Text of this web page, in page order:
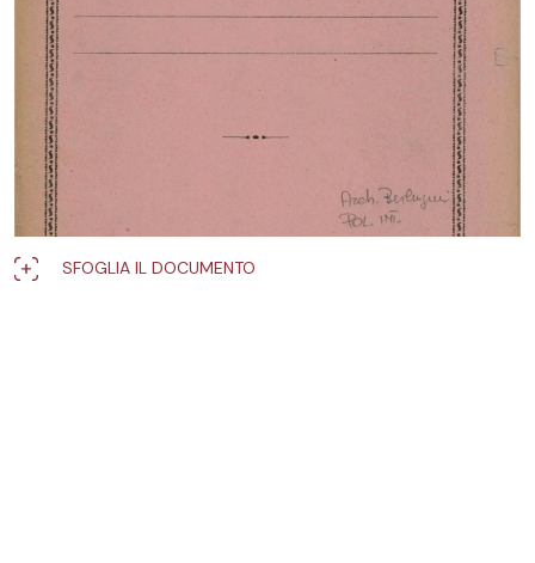
SFOGLIA IL DOCUMENTO